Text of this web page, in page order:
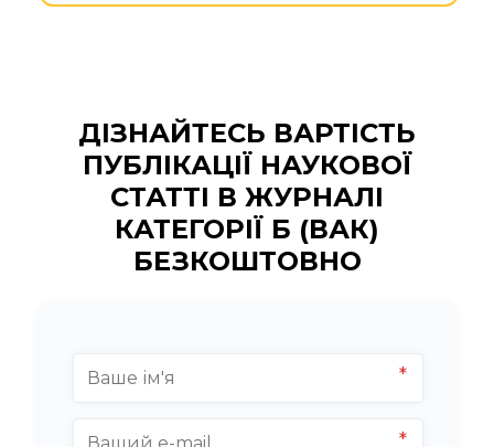
ДІЗНАЙТЕСЬ ВАРТІСТЬ
ПУБЛІКАЦІЇ НАУКОВОЇ
СТАТТІ В ЖУРНАЛІ
КАТЕГОРІЇ Б (ВАК)
БЕЗКОШТОВНО